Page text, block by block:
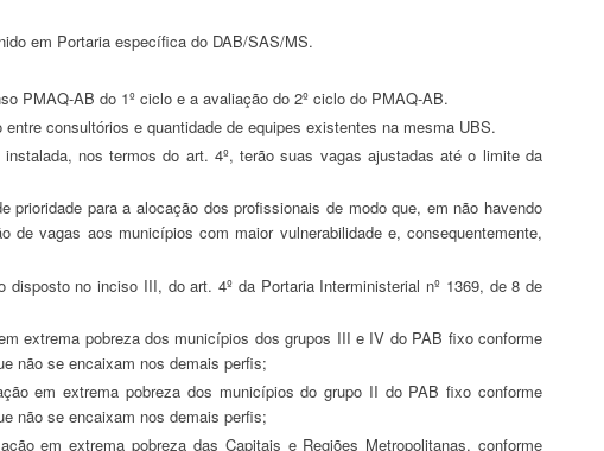
em Portaria específica do DAB/SAS/MS.
PMAQ-AB do 1º ciclo e a avaliação do 2º ciclo do PMAQ-AB.
consultórios e quantidade de equipes existentes na mesma UBS.
vagas aos municípios com maior vulnerabilidade e, consequentemente,
não se encaixam nos demais perfis;
não se encaixam nos demais perfis;